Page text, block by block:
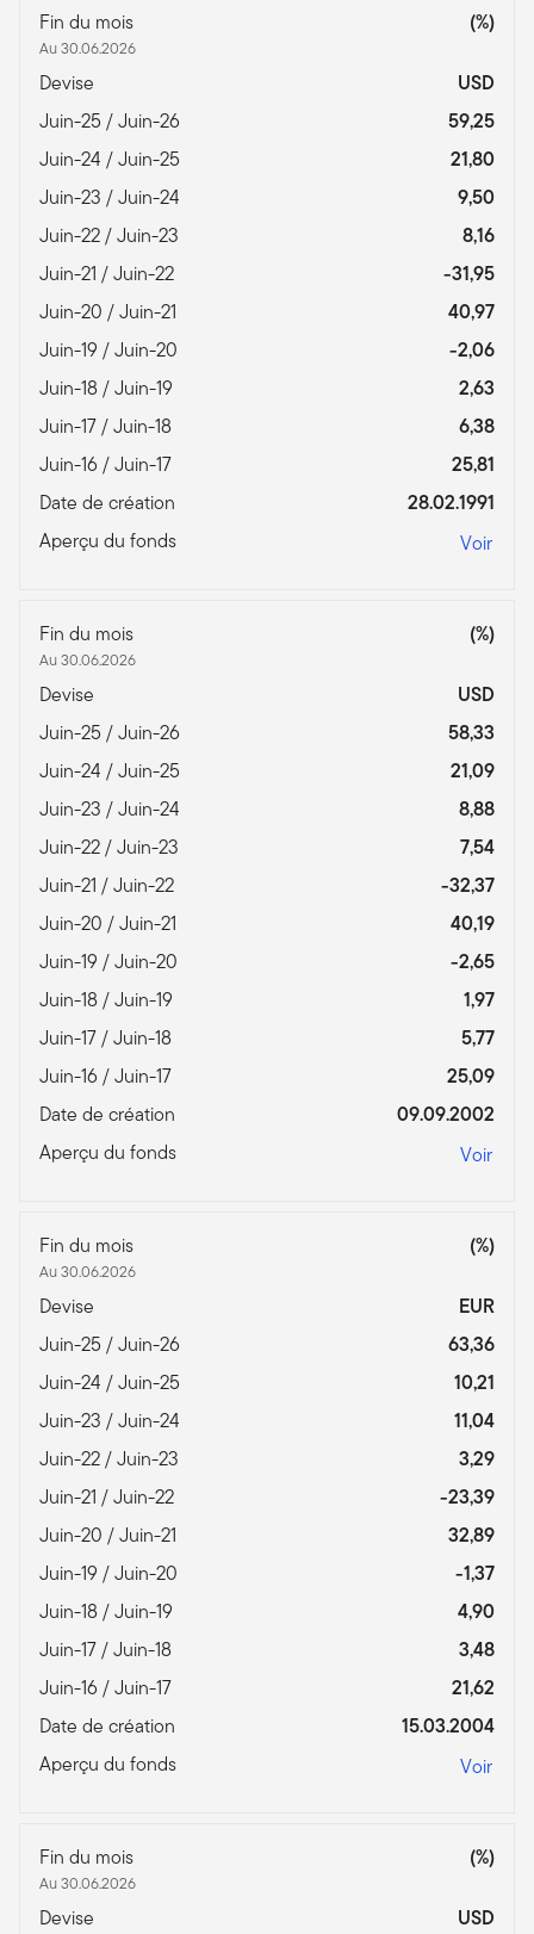
Fin du mois
Au 30.06.2026
(%)
Devise
USD
Juin-25 / Juin-26
59,25
Juin-24 / Juin-25
21,80
Juin-23 / Juin-24
9,50
Juin-22 / Juin-23
8,16
Juin-21 / Juin-22
-31,95
Juin-20 / Juin-21
40,97
Juin-19 / Juin-20
-2,06
Juin-18 / Juin-19
2,63
Juin-17 / Juin-18
6,38
Juin-16 / Juin-17
25,81
Date de création
28.02.1991
Aperçu du fonds
Voir
Fin du mois
Au 30.06.2026
(%)
Devise
USD
Juin-25 / Juin-26
58,33
Juin-24 / Juin-25
21,09
Juin-23 / Juin-24
8,88
Juin-22 / Juin-23
7,54
Juin-21 / Juin-22
-32,37
Juin-20 / Juin-21
40,19
Juin-19 / Juin-20
-2,65
Juin-18 / Juin-19
1,97
Juin-17 / Juin-18
5,77
Juin-16 / Juin-17
25,09
Date de création
09.09.2002
Aperçu du fonds
Voir
Fin du mois
Au 30.06.2026
(%)
Devise
EUR
Juin-25 / Juin-26
63,36
Juin-24 / Juin-25
10,21
Juin-23 / Juin-24
11,04
Juin-22 / Juin-23
3,29
Juin-21 / Juin-22
-23,39
Juin-20 / Juin-21
32,89
Juin-19 / Juin-20
-1,37
Juin-18 / Juin-19
4,90
Juin-17 / Juin-18
3,48
Juin-16 / Juin-17
21,62
Date de création
15.03.2004
Aperçu du fonds
Voir
Fin du mois
Au 30.06.2026
(%)
Devise USD